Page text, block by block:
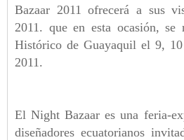
Bazaar 2011 ofrecerá a sus
2011. que en esta ocasión, se
Histórico de Guayaquil el 9,
2011.
El Night Bazaar es una feria-
diseñadores ecuatorianos